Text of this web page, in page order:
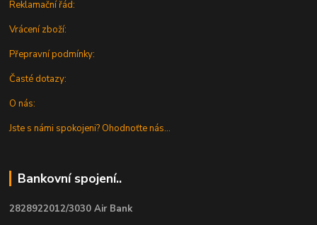
Reklamační řád:
Vrácení zboží:
Přepravní podmínky:
Časté dotazy:
O nás:
Jste s námi spokojeni? Ohodnoťte nás...
Bankovní spojení..
2828922012/3030 Air Bank